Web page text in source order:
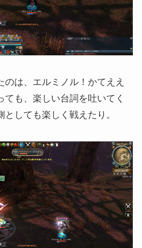
のは、エルミノル！かてええ
も、楽しい台詞を吐いてく
しても楽しく戦えたり。